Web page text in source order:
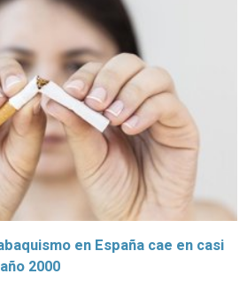
en España cae en casi
2000